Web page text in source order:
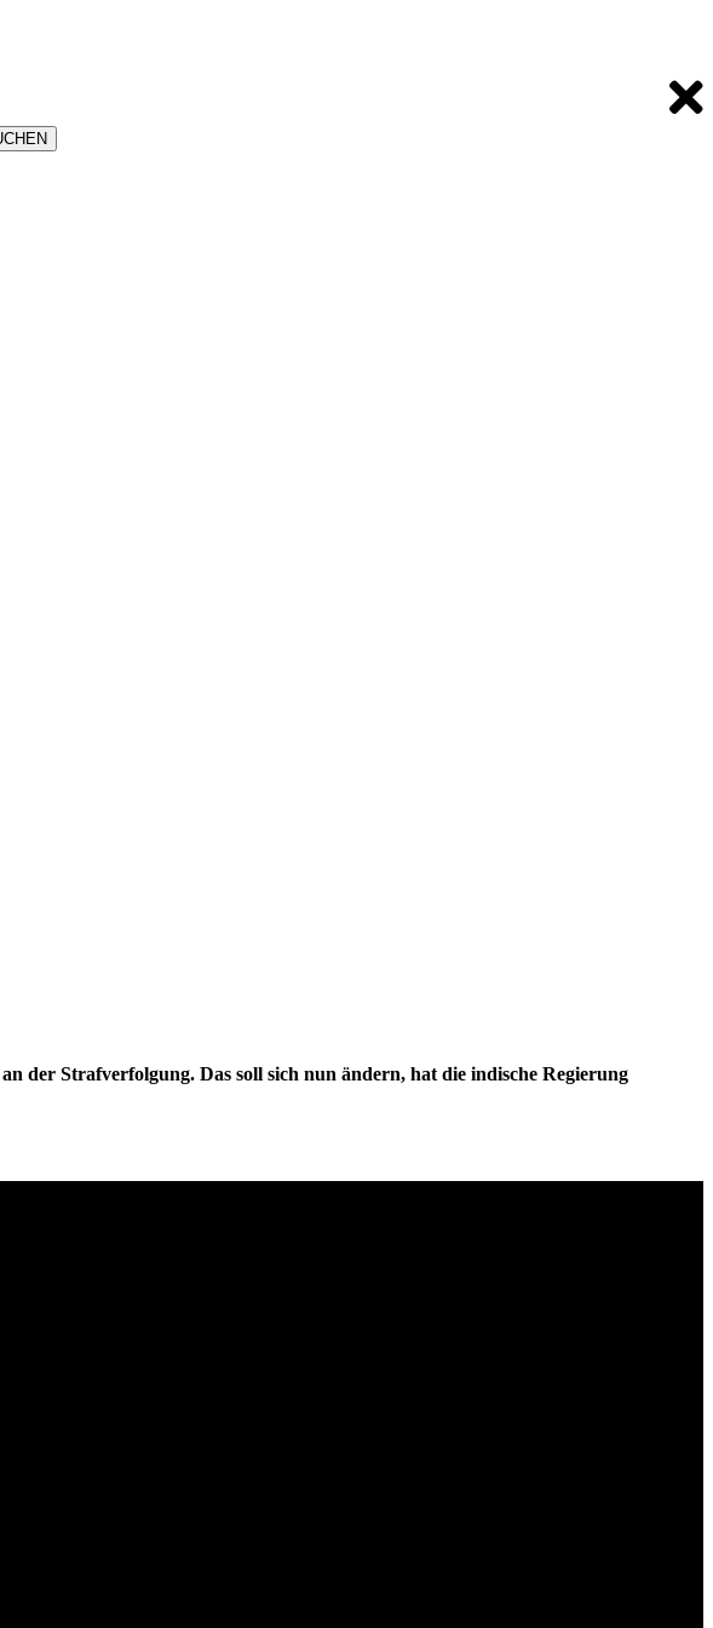
der Strafverfolgung. Das soll sich nun ändern, hat die indische Regierung